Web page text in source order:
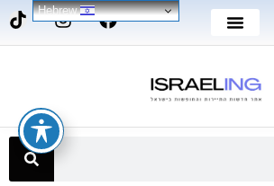
Hebrew